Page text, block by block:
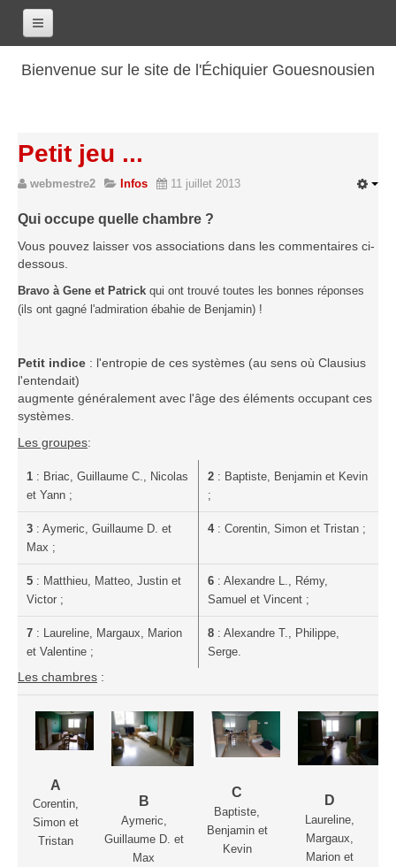
Bienvenue sur le site de l'Échiquier Gouesnousien
Les renseignements
Les coordonnées
Les horaires
Les tarifs
Les licenciés
Les bilans sportifs
Saison 2017-2018
Saison 2016-2017
Saison 2015-2016
Saison 2014-2015
Saison 2012-2013
Saison 2011-2012
Saison 2010-2011
Saison 2009-2010
Saison 2008-2009
Les organisations
L'Open de Noël
Les Rapides
Les tournois de saison
Le Challenge Blitz
Le Challenge 2014-2015
Le Challenge 2013-2014
Le Challenge 2012-2013
Petit jeu ...
webmestre2 Infos 11 juillet 2013
Qui occupe quelle chambre ?
Vous pouvez laisser vos associations dans les commentaires ci-
dessous.
Bravo à Gene et Patrick qui ont trouvé toutes les bonnes réponses
(ils ont gagné l'admiration ébahie de Benjamin) !
Petit indice : l'entropie de ces systèmes (au sens où Clausius
l'entendait)
augmente généralement avec l'âge des éléments occupant ces
systèmes.
Les groupes:
1 : Briac, Guillaume C., Nicolas
et Yann ;
2 : Baptiste, Benjamin et Kevin
;
3 : Aymeric, Guillaume D. et
Max ;
4: Corentin, Simon et Tristan ;
5 : Matthieu, Matteo, Justin et
Victor ;
6 : Alexandre L., Rémy,
Samuel et Vincent ;
7 : Laureline, Margaux, Marion
et Valentine ;
8 : Alexandre T., Philippe,
Serge.
Les chambres :
A
Corentin,
Simon et
Tristan
B
Aymeric,
Guillaume D. et
Max
C
Baptiste,
Benjamin et
Kevin
D
Laureline,
Margaux,
Marion et